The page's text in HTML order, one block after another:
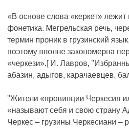
«В основе слова «керкет» лежит
фонетика. Мегрельская речь,
термин проник в грузинский
поэтому вполне закономерна
«черкези».[ И. Лавров,
абазин, адыгов, карачаевцев,
"Жители «провинции Черкесия
«называют себя и свою страну
Черкес – грузины Черкесиани –